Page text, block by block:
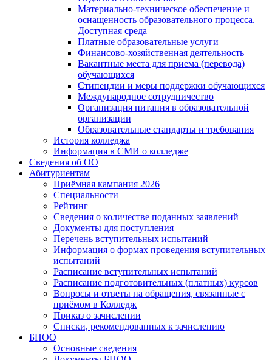
Материально-техническое обеспечение и
оснащенность образовательного процесса.
Доступная среда
Платные образовательные услуги
Финансово-хозяйственная деятельность
Вакантные места для приема (перевода)
обучающихся
Стипендии и меры поддержки обучающихся
Международное сотрудничество
Организация питания в образовательной
организации
Образовательные стандарты и требования
История колледжа
Информация в СМИ о колледже
Сведения об ОО
Абитуриентам
Приёмная кампания 2026
Специальности
Рейтинг
Сведения о количестве поданных заявлений
Документы для поступления
Перечень вступительных испытаний
Информация о формах проведения вступительных
испытаний
Расписание вступительных испытаний
Расписание подготовительных (платных) курсов
Вопросы и ответы на обращения, связанные с
приёмом в Колледж
Приказ о зачислении
Списки, рекомендованных к зачислению
БПОО
Основные сведения